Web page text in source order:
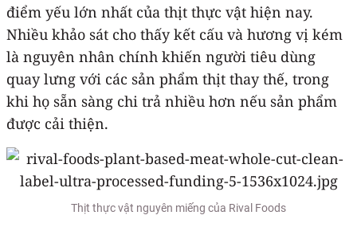
điểm yếu lớn nhất của thịt thực vật hiện nay.
Nhiều khảo sát cho thấy kết cấu và hương vị kém
là nguyên nhân chính khiến người tiêu dùng
quay lưng với các sản phẩm thịt thay thế, trong
khi họ sẵn sàng chi trả nhiều hơn nếu sản phẩm
được cải thiện.
Thịt thực vật nguyên miếng của Rival Foods